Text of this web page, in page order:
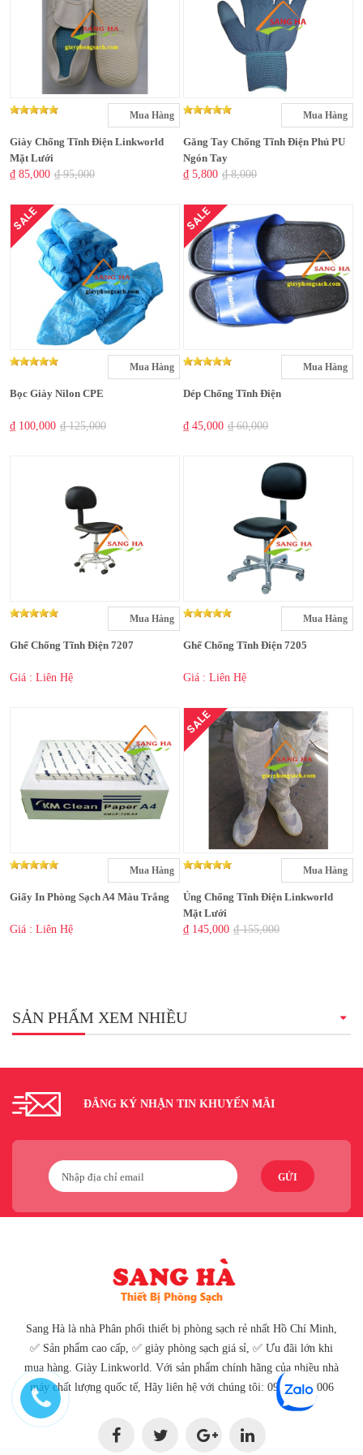
Mua Hàng
Giày Chống Tĩnh Điện Linkworld
Mặt Lưới
₫ 85,000 ₫ 95,000
Mua Hàng
Găng Tay Chống Tĩnh Điện Phủ PU
Ngón Tay
₫ 5,800 ₫ 8,000
SALE
Mua Hàng
Bọc Giày Nilon CPE
₫ 100,000 ₫ 125,000
SALE
Mua Hàng
Dép Chống Tĩnh Điện
₫ 45,000 ₫ 60,000
Mua Hàng
Ghế Chống Tĩnh Điện 7207
Giá : Liên Hệ
Mua Hàng
Ghế Chống Tĩnh Điện 7205
Giá : Liên Hệ
Mua Hàng
Giấy In Phòng Sạch A4 Màu Trắng
Giá : Liên Hệ
SALE
Mua Hàng
Ủng Chống Tĩnh Điện Linkworld
Mặt Lưới
₫ 145,000 ₫ 155,000
SẢN PHẨM XEM NHIỀU
ĐĂNG KÝ NHẬN TIN KHUYẾN MÃI
GỬI
Sang Hà là nhà Phân phối thiết bị phòng sạch rẻ nhất Hồ Chí Minh,
✅ Sản phẩm cao cấp, ✅ giày phòng sạch giá sỉ, ✅ Ưu đãi lớn khi
mua hàng. Giày Linkworld. Với sản phẩm chính hãng của nhiều nhà
máy chất lượng quốc tế, Hãy liên hệ với chúng tôi: 096 80 80 006